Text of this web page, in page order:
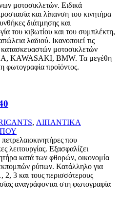
μοτοσικλετών. Ειδικά
και λίπανση του κινητήρα
διάτμησης και
του κιβωτίου και του συμπλέκτη,
λαδιού. Ικανοποιεί τις
μοτοσικλετών
KAWASAKI, BMW. Τα μεγέθη
φωτογραφία προϊόντος.
, ΛΙΠΑΝΤΙΚΑ
που
λειτουργίας. Εξασφαλίζει
κατά των φθορών, οικονομία
ρύπων. Κατάλληλο για
2, 3 και τους περισσότερους
αναγράφονται στη φωτογραφία